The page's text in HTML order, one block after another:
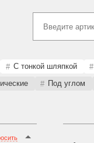
С тонкой шляпкой
Под углом